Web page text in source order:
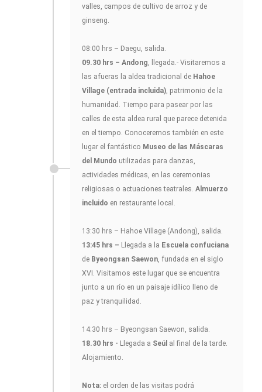
valles, campos de cultivo de arroz y de
ginseng.
08:00 hrs – Daegu, salida.
09.30 hrs – Andong , llegada.- Visitaremos a
las afueras la aldea tradicional de Hahoe
Village (entrada incluida) , patrimonio de la
humanidad. Tiempo para pasear por las
calles de esta aldea rural que parece detenida
en el tiempo. Conoceremos también en este
lugar el fantástico Museo de las Máscaras
del Mundo utilizadas para danzas,
actividades médicas, en las ceremonias
religiosas o actuaciones teatrales. Almuerzo
incluido en restaurante local.
13:30 hrs – Hahoe Village (Andong), salida.
13:45 hrs – Llegada a la Escuela confuciana
de Byeongsan Saewon , fundada en el siglo
XVI. Visitamos este lugar que se encuentra
junto a un río en un paisaje idílico lleno de
paz y tranquilidad.
14:30 hrs – Byeongsan Saewon, salida.
18.30 hrs - Llegada a Seúl al final de la tarde.
Alojamiento.
Nota: el orden de las visitas podrá